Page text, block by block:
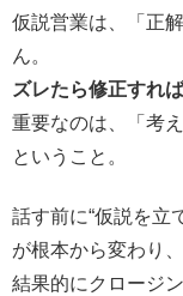
仮説営業は、「正
ん。
ズレたら修正すれば
重要なのは、「考
ということ。
話す前に“仮説を立
が根本から変わり、
結果的にクロージ